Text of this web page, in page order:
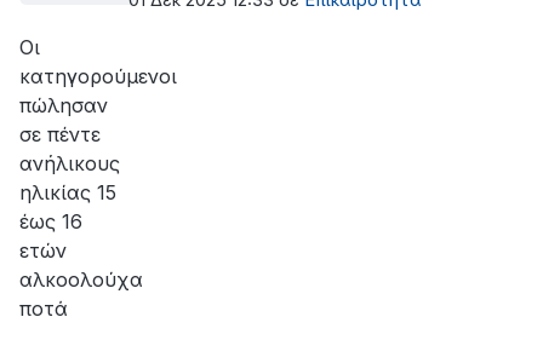
Οι
κατηγορούμενοι
πώλησαν
σε πέντε
ανήλικους
ηλικίας 15
έως 16
ετών
αλκοολούχα
ποτά